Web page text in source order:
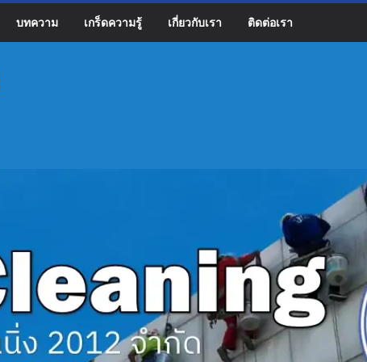
บทความ เกร็ดความรู้ เกี่ยวกับเรา ติดต่อเรา